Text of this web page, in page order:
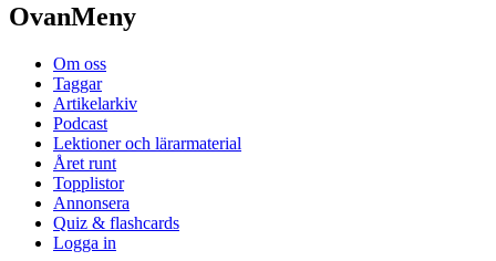
OvanMeny
Om oss
Taggar
Artikelarkiv
Podcast
Lektioner och lärarmaterial
Året runt
Topplistor
Annonsera
Quiz & flashcards
Logga in